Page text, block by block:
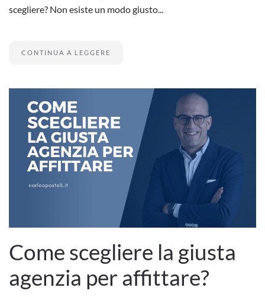
scegliere? Non esiste un modo giusto...
CONTINUA A LEGGERE
Come scegliere la giusta
agenzia per affittare?